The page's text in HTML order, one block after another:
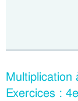
Multiplication
Exercices :